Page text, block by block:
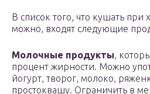
В список того, что кушать при
можно, входят следующие
Молочные продукты,
процент жирности. Можно
йогурт, творог, молоко,
простоквашу. Ограничить в